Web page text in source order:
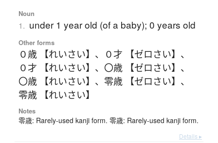
Noun
1. under 1 year old (of a baby); 0 years old
Other forms
０歳 【れいさい】 、 ０才 【ゼロさい】 、
０才 【れいさい】 、 〇歳 【ゼロさい】 、
〇歳 【れいさい】 、 零歳 【ゼロさい】 、
零歳 【れいさい】
Notes
零歳: Rarely-used kanji form. 零歳: Rarely-used kanji form.
Details ▸